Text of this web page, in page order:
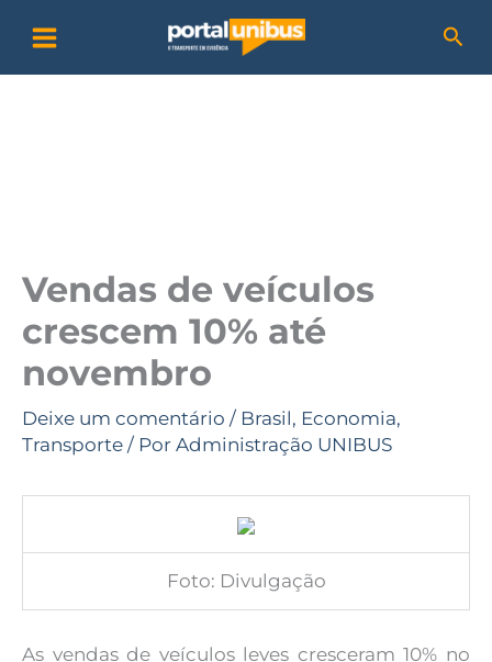
para
o
Vendas de veículos
crescem 10% até
novembro
Deixe um comentário / Brasil, Economia,
Transporte / Por Administração UNIBUS
Foto: Divulgação
As vendas de veículos leves cresceram 10% no
a